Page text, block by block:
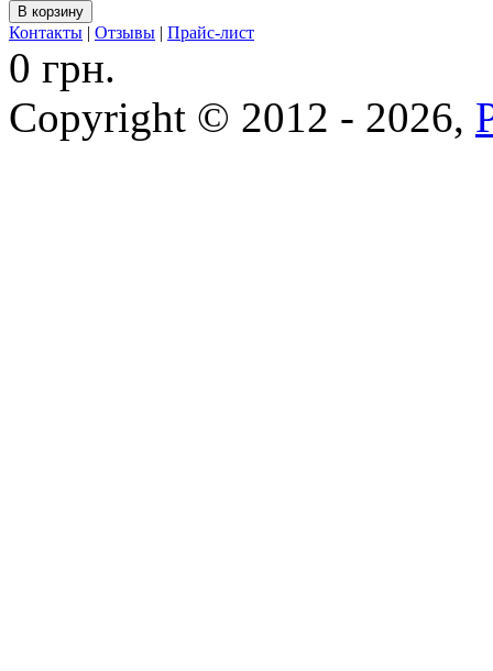
Контакты | Отзывы | Прайс-лист
0 грн.
Copyright © 2012 - 2026,